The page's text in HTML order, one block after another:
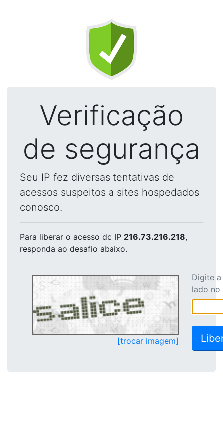
Verificação
de segurança
Seu IP fez diversas tentativas de
acessos suspeitos a sites hospedados
conosco.
Para liberar o acesso do IP 216.73.216.218,
responda ao desafio abaixo.
[trocar imagem]
Digite
lado no